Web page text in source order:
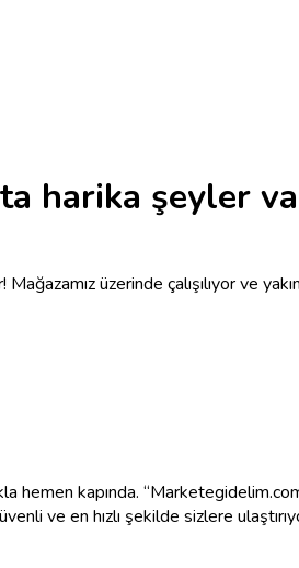
harika şeyler
üzerinde çalışılıyor ve
hemen kapında.
ve en hızlı şekilde sizlere